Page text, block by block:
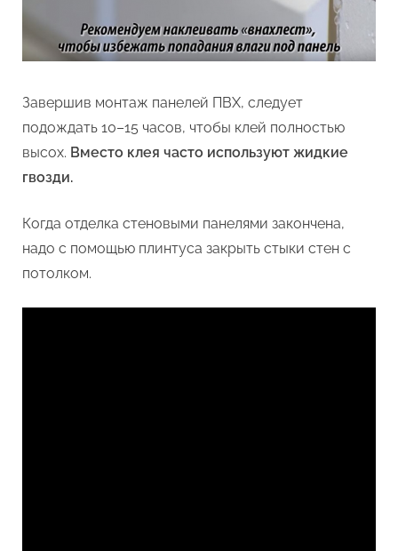
Завершив монтаж панелей ПВХ, следует
подождать 10–15 часов, чтобы клей полностью
высох. Вместо клея часто используют жидкие
гвозди.
Когда отделка стеновыми панелями закончена,
надо с помощью плинтуса закрыть стыки стен с
потолком.